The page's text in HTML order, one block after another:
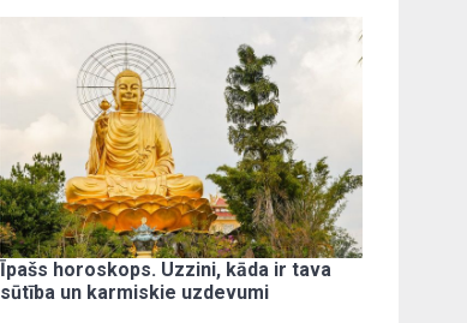
Īpašs horoskops. Uzzini, kāda ir tava
sūtība un karmiskie uzdevumi